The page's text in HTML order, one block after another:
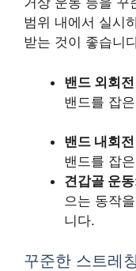
범위 내에서 실시
받는 것이 좋습니
밴드 외회
밴드를 잡
밴드 내회
밴드를 잡
견갑골 운동
으는 동작
니다.
꾸준한 스트레